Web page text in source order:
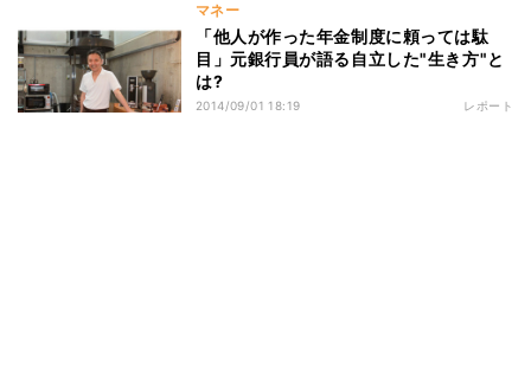
マネー
「他人が作った年金制度に頼っては駄
目」元銀行員が語る自立した"生き方"と
は?
2014/09/01 18:19 レポート